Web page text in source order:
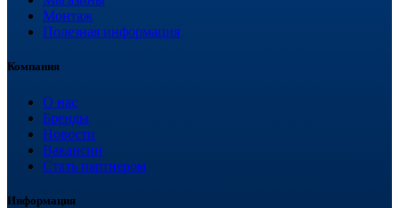
Монтаж
Полезная информация
Компания
О нас
Бренды
Новости
Вакансии
Стать партнером
Информация